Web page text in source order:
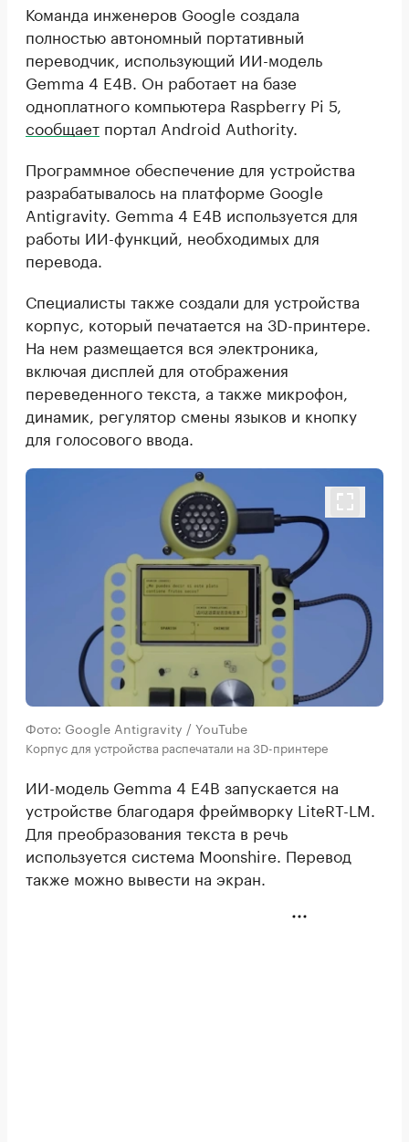
Команда инженеров Google создала
полностью автономный портативный
переводчик, использующий ИИ-модель
Gemma 4 E4B. Он работает на базе
одноплатного компьютера Raspberry Pi 5,
сообщает портал Android Authority.
Программное обеспечение для устройства
разрабатывалось на платформе Google
Antigravity. Gemma 4 E4B используется для
работы ИИ-функций, необходимых для
перевода.
Специалисты также создали для устройства
корпус, который печатается на 3D-принтере.
На нем размещается вся электроника,
включая дисплей для отображения
переведенного текста, а также микрофон,
динамик, регулятор смены языков и кнопку
для голосового ввода.
Фото: Google Antigravity / YouTube
Корпус для устройства распечатали на 3D-принтере
ИИ-модель Gemma 4 E4B запускается на
устройстве благодаря фреймворку LiteRT-LM.
Для преобразования текста в речь
используется система Moonshire. Перевод
также можно вывести на экран.